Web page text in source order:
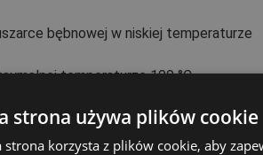
bębnowej w niskiej temperaturze
temperaturze 100 °C
chemiczne perchloroetylenem i
oznaczonymi symbolem F, cykl
strona używa plików cookie
strona korzysta z plików cookie, aby